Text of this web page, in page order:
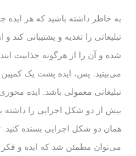
به خاطر داشته باشید که هر ایده‌
تبلیغاتی را تغذیه و پشتیبانی کند
شده و آن را از هرگونه جذابیت
می‌بینید. پس، ایده پشت یک کمپین
تبلیغاتی معمولی باشد. ایده‌ محوری
بیش از دو شکل اجرایی را داشته
همان دو شکل اجرایی بسنده
می‌توان مطمئن شد که ایده و فکر